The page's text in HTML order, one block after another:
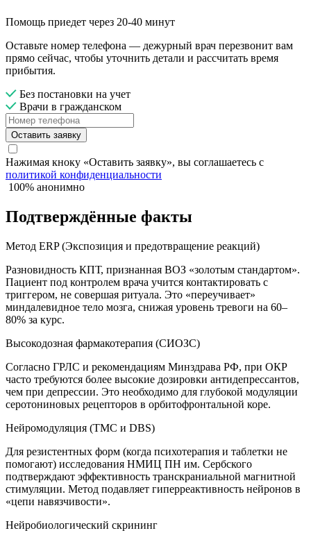
Помощь приедет через 20-40 минут
Оставьте номер телефона — дежурный врач перезвонит вам
прямо сейчас, чтобы уточнить детали и рассчитать время
прибытия.
Без постановки на учет
Врачи в гражданском
Оставить заявку
Нажимая кноку «Оставить заявку», вы соглашаетесь с
политикой конфиденциальности
100% анонимно
Подтверждённые факты
Метод ERP (Экспозиция и предотвращение реакций)
Разновидность КПТ, признанная ВОЗ «золотым стандартом».
Пациент под контролем врача учится контактировать с
триггером, не совершая ритуала. Это «переучивает»
миндалевидное тело мозга, снижая уровень тревоги на 60–
80% за курс.
Высокодозная фармакотерапия (СИОЗС)
Согласно ГРЛС и рекомендациям Минздрава РФ, при ОКР
часто требуются более высокие дозировки антидепрессантов,
чем при депрессии. Это необходимо для глубокой модуляции
серотониновых рецепторов в орбитофронтальной коре.
Нейромодуляция (ТМС и DBS)
Для резистентных форм (когда психотерапия и таблетки не
помогают) исследования НМИЦ ПН им. Сербского
подтверждают эффективность транскраниальной магнитной
стимуляции. Метод подавляет гиперреактивность нейронов в
«цепи навязчивости».
Нейробиологический скрининг